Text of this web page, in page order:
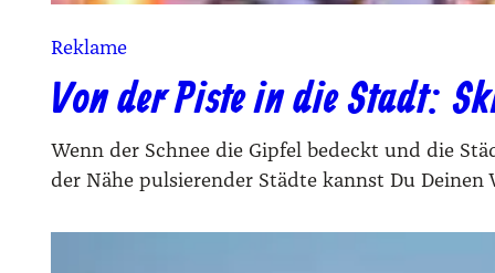
Reklame
Von der Piste in die Stadt:
Wenn der Schnee die Gip­fel bedeckt und die
der Nähe pul­sie­ren­der Städ­te kannst Du